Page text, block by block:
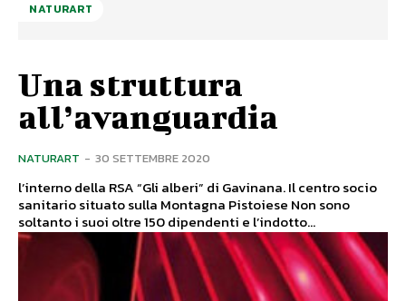
NATURART
Una struttura
all’avanguardia
NATURART - 30 SETTEMBRE 2020
l’interno della RSA “Gli alberi” di Gavinana. Il centro socio
sanitario situato sulla Montagna Pistoiese Non sono
soltanto i suoi oltre 150 dipendenti e l’indotto...